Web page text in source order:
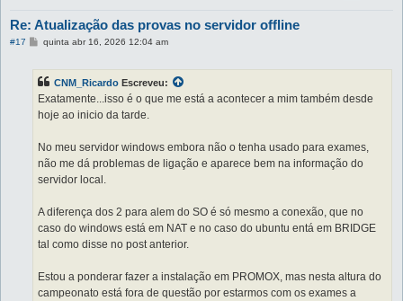
Re: Atualização das provas no servidor offline
#17
M
a
g
e
m
quinta abr 16, 2026 12:04 am
CNM_Ricardo Escreveu:
Exatamente...isso é o que me está a acontecer a mim também desde
hoje ao inicio da tarde.
No meu servidor windows embora não o tenha usado para exames,
não me dá problemas de ligação e aparece bem na informação do
servidor local.
A diferença dos 2 para alem do SO é só mesmo a conexão, que no
caso do windows está em NAT e no caso do ubuntu entá em BRIDGE
tal como disse no post anterior.
Estou a ponderar fazer a instalação em PROMOX, mas nesta altura do
campeonato está fora de questão por estarmos com os exames a